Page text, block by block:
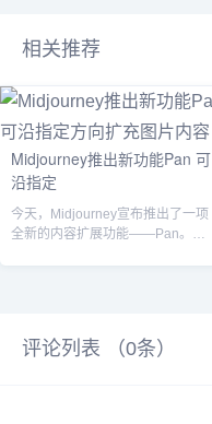
相关推荐
Midjourney推出新功能Pan 可
沿指定
今天，Midjourney宣布推出了一项
全新的内容扩展功能——Pan。这
评论列表 （0条）